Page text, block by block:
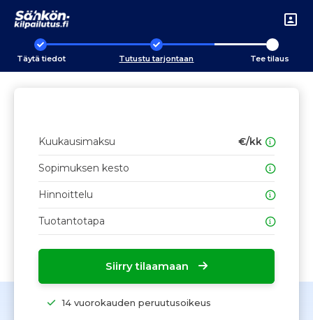
Täytä tiedot Tutustu tarjontaan Tee tilaus
Kuukausimaksu €/kk
Sopimuksen kesto
Hinnoittelu
Tuotantotapa
Siirry tilaamaan
14 vuorokauden peruutusoikeus